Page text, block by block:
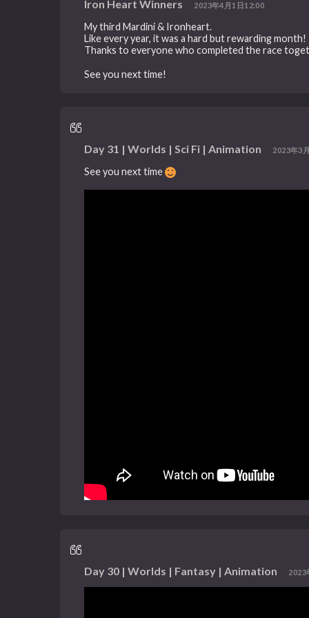
Iron Heart Winners 2023年4月1日12:00
My third Mardini & Ironheart.
Like every year, it was a hard but rewarding month!
Thanks to everyone who completed the race
See you next time!
Day 31 | Worlds | Sci Fi | Animation 2023年3
See you next time
Day 30 | Worlds | Fantasy | Animation 2023